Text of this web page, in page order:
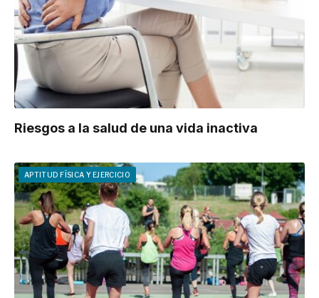
Riesgos a la salud de una vida inactiva
APTITUD FÍSICA Y EJERCICIO